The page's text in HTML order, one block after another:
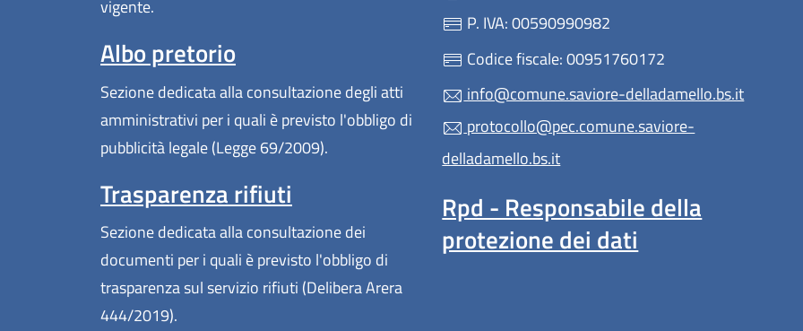
vigente.
Albo pretorio
Sezione dedicata alla consultazione degli atti
amministrativi per i quali è previsto l'obbligo di
pubblicità legale (Legge 69/2009).
Trasparenza rifiuti
Sezione dedicata alla consultazione dei
documenti per i quali è previsto l'obbligo di
trasparenza sul servizio rifiuti (Delibera Arera
444/2019).
P. IVA: 00590990982
Codice fiscale: 00951760172
info@comune.saviore-delladamello.bs.it
protocollo@pec.comune.saviore-
delladamello.bs.it
Rpd - Responsabile della
protezione dei dati